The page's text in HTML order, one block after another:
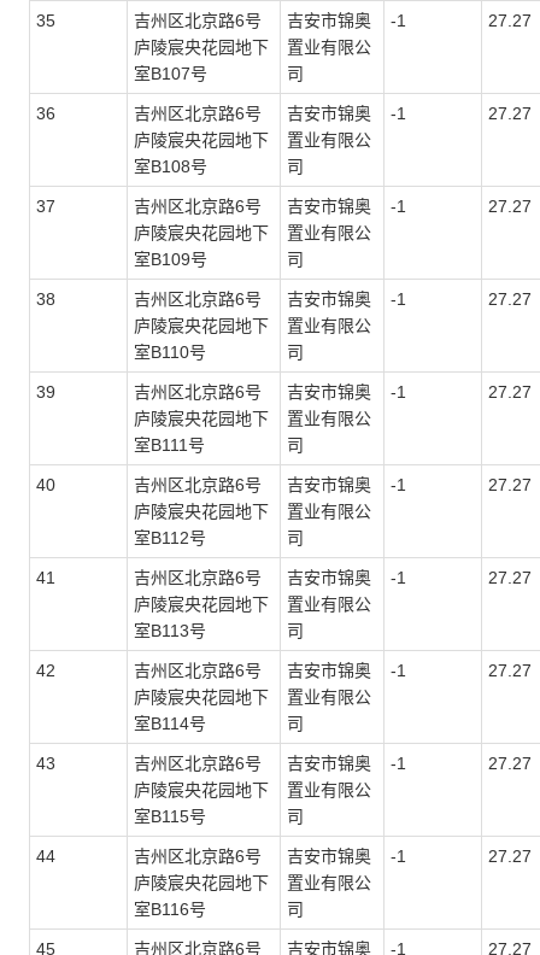
35
吉州区北京路6号
庐陵宸央花园地下
室B107号
吉安市锦奥
置业有限公
司
-1 27.27
36
吉州区北京路6号
庐陵宸央花园地下
室B108号
吉安市锦奥
置业有限公
司
-1 27.27
37
吉州区北京路6号
庐陵宸央花园地下
室B109号
吉安市锦奥
置业有限公
司
-1 27.27
38
吉州区北京路6号
庐陵宸央花园地下
室B110号
吉安市锦奥
置业有限公
司
-1 27.27
39
吉州区北京路6号
庐陵宸央花园地下
室B111号
吉安市锦奥
置业有限公
司
-1 27.27
40
吉州区北京路6号
庐陵宸央花园地下
室B112号
吉安市锦奥
置业有限公
司
-1 27.27
41
吉州区北京路6号
庐陵宸央花园地下
室B113号
吉安市锦奥
置业有限公
司
-1 27.27
42
吉州区北京路6号
庐陵宸央花园地下
室B114号
吉安市锦奥
置业有限公
司
-1 27.27
43
吉州区北京路6号
庐陵宸央花园地下
室B115号
吉安市锦奥
置业有限公
司
-1 27.27
44
吉州区北京路6号
庐陵宸央花园地下
室B116号
吉安市锦奥
置业有限公
司
-1 27.27
45
吉州区北京路6号
吉安市锦奥
-1 27.27